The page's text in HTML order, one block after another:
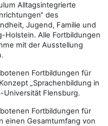
Alltagsintegrierte
des
Jugend, Familie und
Holstein. Alle Fortbildungen
mit der Ausstellung
Fortbildungen für
„Sprachenbildung in
Universität Flensburg.
Fortbildungen für
einen Gesamtumfang von